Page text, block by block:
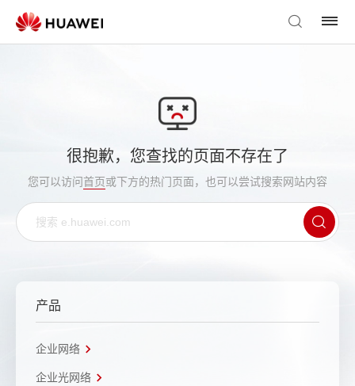
很抱歉，您查找的页面不存在了
您可以访问首页或下方的热门页面，也可以尝试搜索网站内容
产品
企业网络
企业光网络